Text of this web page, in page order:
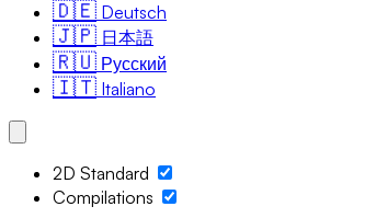
🇩🇪 Deutsch
🇯🇵 日本語
🇷🇺 Русский
🇮🇹 Italiano
2D Standard
Compilations